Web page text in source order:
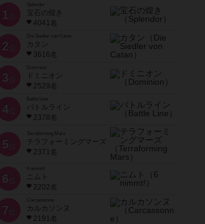
1位
Splendor
宝石の煌き
4041名
2位
Die Siedler von Catan
カタン
3616名
3位
ドミニオン
2529名
4位
Battle Line
バトルライン
2378名
5位
Terraforming Mars
テラフォーミングマーズ
2371名
6位
ニムト
2202名
7位
Carcassonne
カルカソンヌ
2191名